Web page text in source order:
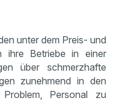
unter dem Preis- und
ihre Betriebe in einer
über schmerzhafte
zunehmend in den
Personal zu